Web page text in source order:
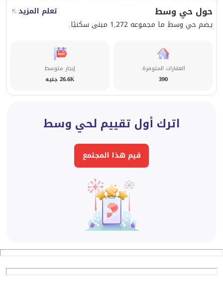
حول حي وسط
تعلم المزيد
يضم حي وسط ما مجموعه 1,272 مبنى سكنيًا.
العقارات المتوفرة.
390
إيجار متوسط
26.6K جنيه
اترك أول تقييم لحي وسط
قيم هذا المجتمع